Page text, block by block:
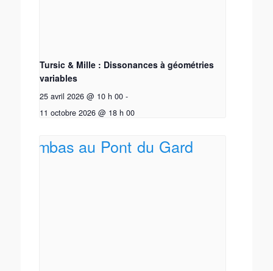
Tursic & Mille : Dissonances à géométries
variables
25 avril 2026 @ 10 h 00 -
11 octobre 2026 @ 18 h 00